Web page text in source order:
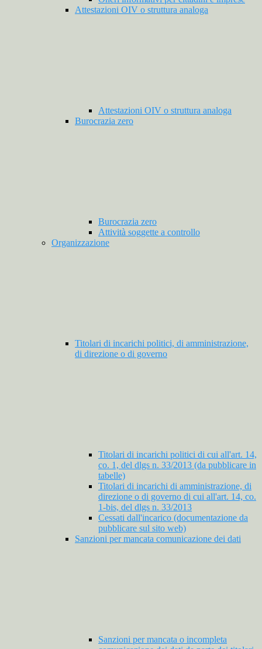
Attestazioni OIV o struttura analoga
Attestazioni OIV o struttura analoga
Burocrazia zero
Burocrazia zero
Attività soggette a controllo
Organizzazione
Titolari di incarichi politici, di amministrazione,
di direzione o di governo
Titolari di incarichi politici di cui all'art. 14,
co. 1, del dlgs n. 33/2013 (da pubblicare in
tabelle)
Titolari di incarichi di amministrazione, di
direzione o di governo di cui all'art. 14, co.
1-bis, del dlgs n. 33/2013
Cessati dall'incarico (documentazione da
pubblicare sul sito web)
Sanzioni per mancata comunicazione dei dati
Sanzioni per mancata o incompleta